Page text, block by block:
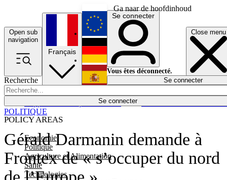
Ga naar de hoofdinhoud
Open sub
navigation
Close menu
Recherche
Se connecter
POLICY AREAS
Economie
Politique
Agriculture et Alimentation
Santé
Technologies
Économie
Français
English
Deutsch
Español
Se connecter
Vous êtes déconnecté.
Se connecter
Gérald Darmanin demande à
Frontex de « s’occuper du nord
POLITIQUE